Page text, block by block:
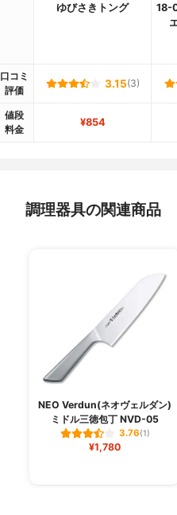
ゆびさきトング
18-
口コミ
評価
3.15(3)
値段
料金
¥854
調理器具の関連商品
NEO Verdun(ネオヴェルダン)
ミドル三徳包丁 NVD-05
3.76(1)
¥1,780